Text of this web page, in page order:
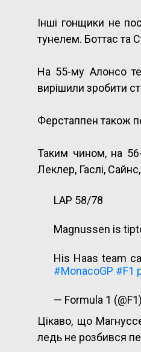
Інші гонщики не
тунелем. Боттас та
На 55-му Алонсо
вирішили зробити
Ферстаппен також
Таким чином, на
Леклер, Гаслі,
LAP 58/78
Magnussen is
His Haas team
#MonacoGP #F1
— Formula 1 (@F1)
Цікаво, що
ледь не розбився